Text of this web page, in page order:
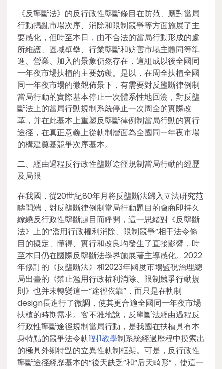
《反壟斷法》的反行政性壟斷條目在防范、應對當局
行動搗亂市場次序、消除和限制競爭等方面施展了主
要感化，但時至本日，由不合法的當局行動形成的處
所維護、區域壁壘、行業壟斷和妨害市場主體同等準
進、營業、加入的景象仍然存在，這組成以後全國同
一年夜市場扶植的主要妨礙。是以，在周全扶植全國
同一年夜市場的微觀佈景下，有需要對反壟斷律例制
當局行動的實際基本停止一次體系性地回溯，對反壟
斷法上的當局行動規制系統停止一次周全的實際改
革，并在此基本上重塑反壟斷律例制當局行動的實行
途徑，在真正意義上從軌制層面為全國同一年夜市場
的構建奠基競爭次序基本。
二、經由過程反行政性壟斷途徑規制當局行動的經歷
及局限
在我國，從20世紀80年月將反壟斷法歸入立法研究范
疇開端，對反壟斷律例制當局行動題目的會商即持久
繚繞反行政性壟斷題目而睜開，這一思緒對《反壟斷
法》上的“濫用行政權利消除、限制競爭”相干法令條
目的擬定、懂得、實行和改良均發生了直接影響，時
至本日仍在國際反壟斷法學界施展著主導感化。2022
年修訂的《反壟斷法》和2023年國度市場監視治理總
局出臺的《禁止濫用行政權利消除、限制競爭行動規
則》也并未轉變這一“途徑依靠”，而只是在軌制
design長進行了微調，使其更合適全國同一年夜市場
扶植的時期需求。客不雅地說，反壟斷法經由過程反
行政性壟斷途徑規制當局行動，是我國在扶植具有本
身特點的競爭法令軌1對1教學制系統經過歷程中摸索出
的極具外鄉特點的立異性軌制框架。可是，反行政性
壟斷途徑經歷基本的“後天缺乏”和“后天畸形”，使這一